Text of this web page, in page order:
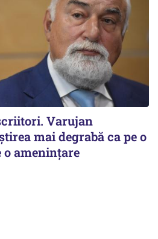
Varujan
mai degrabă ca pe o
o amenințare